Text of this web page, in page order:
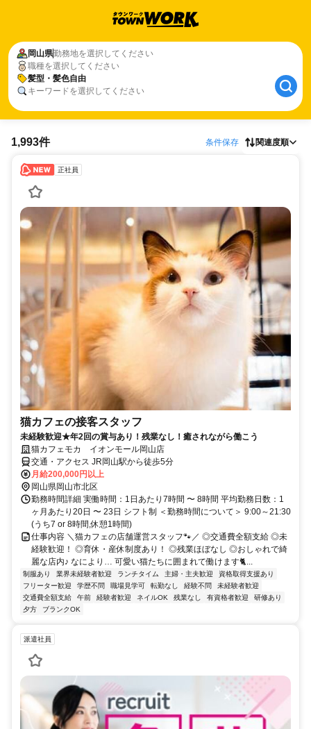
岡山県勤務地を選択してください
職種を選択してください
髪型・髪色自由
キーワードを選択してください
1,993件 条件保存 関連度順
正社員
猫カフェの接客スタッフ
未経験歓迎★年2回の賞与あり！残業なし！癒されながら働こう
猫カフェモカ イオンモール岡山店
交通・アクセス JR岡山駅から徒歩5分
月給200,000円以上
岡山県岡山市北区
勤務時間詳細 実働時間：1日あたり7時間 〜 8時間 平均勤務日数：1
ヶ月あたり20日 〜 23日 シフト制 ＜勤務時間について＞ 9:00～21:30
(うち7 or 8時間,休憩1時間)
仕事内容 ＼猫カフェの店舗運営スタッフ🐾／ ◎交通費全額支給 ◎未
経験歓迎！ ◎育休・産休制度あり！ ◎残業ほぼなし ◎おしゃれで綺
麗な店内♪ なにより… 可愛い猫たちに囲まれて働けます🐈️...
制服あり 業界未経験者歓迎 ランチタイム 主婦・主夫歓迎
資格取得支援あり
フリーター歓迎
学歴不問 職場見学可 転勤なし 経験不問
未経験者歓迎
交通費全額支給
午前 経験者歓迎 ネイルOK 残業なし 有資格者歓迎
研修あり
夕方
ブランクOK
派遣社員